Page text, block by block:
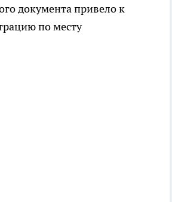
документа привело к
по месту